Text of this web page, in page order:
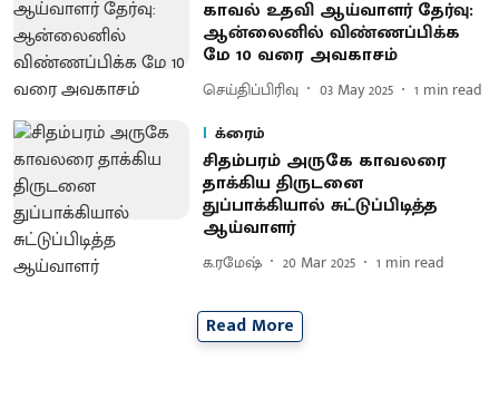
காவல் உதவி ஆய்வாளர் தேர்வு:
ஆன்லைனில் விண்ணப்பிக்க
மே 10 வரை அவகாசம்
செய்திப்பிரிவு 03 May 2025 1 min read
க்ரைம்
சிதம்பரம் அருகே காவலரை
தாக்கிய திருடனை
துப்பாக்கியால் சுட்டுப்பிடித்த
ஆய்வாளர்
க.ரமேஷ் 20 Mar 2025 1 min read
Read More